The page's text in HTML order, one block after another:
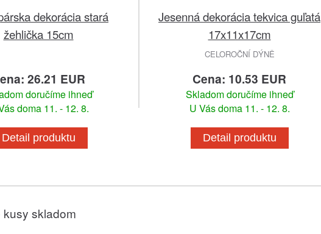
dekorácia stará
žehlička 15cm
26.21 EUR
doručíme ihneď
doma 11. - 12. 8.
Detail produktu
Jesenná dekorácia tekvica guľatá
17x11x17cm
CELOROČNÍ DÝNĚ
Cena: 10.53 EUR
Skladom doručíme ihneď
U Vás doma 11. - 12. 8.
Detail produktu
skladom